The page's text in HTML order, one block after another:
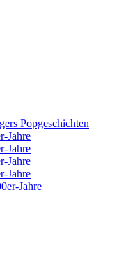
Popgeschichten
Jahre
Jahre
Jahre
Jahre
Jahre